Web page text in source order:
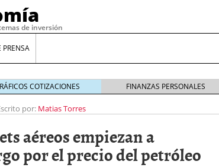
de inversión
PRENSA
COTIZACIONES FINANZAS PERSONALES
por: Matias Torres
aéreos empiezan a
por el precio del petróleo